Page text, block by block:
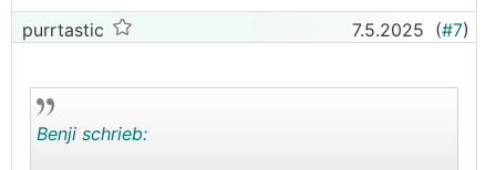
Der Mensch muss endlich aufhören, Städte für
Autos zu bauen. Städte sind eigentlich
Welt würde dasBEVschnell von einem guten,
soliden und pünktlichen Netz aus Bus und Bahn
abgelöst. Nur wird das leider dauern und ich
purrtastic 7.5.2025 (#7)
Benji schrieb: